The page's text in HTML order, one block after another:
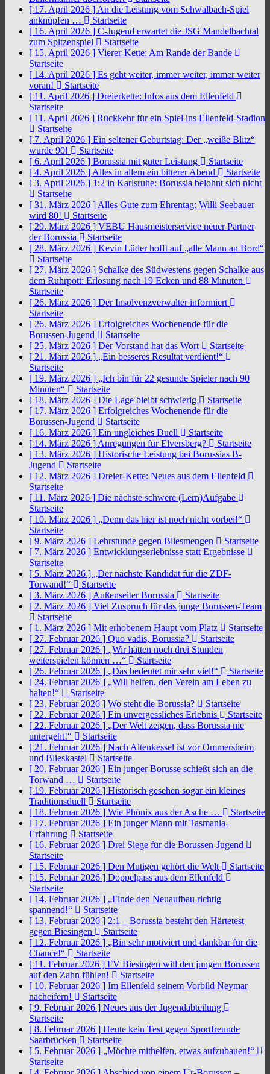
[ 17. April 2026 ] An die Leistung vom Schwalbach-Spiel
anknüpfen …
Startseite
[ 16. April 2026 ] C-Jugend erwartet die JSG Mandelbachtal
zum Spitzenspiel
Startseite
[ 15. April 2026 ] Vierer-Kette: Am Rande der Bande
Startseite
[ 14. April 2026 ] Es geht weiter, immer weiter, immer weiter
voran!
Startseite
[ 11. April 2026 ] Dreierkette: Infos aus dem Ellenfeld
Startseite
[ 11. April 2026 ] Rückkehr für ein Spiel ins Ellenfeld-Stadion
Startseite
[ 7. April 2026 ] Ein seltener Geburtstag: Der „weiße Blitz“
wurde 90!
Startseite
[ 6. April 2026 ] Borussia mit guter Leistung
Startseite
[ 4. April 2026 ] Alles in allem ein bitterer Abend
Startseite
[ 3. April 2026 ] 1:2 in Karlsruhe: Borussia belohnt sich nicht
Startseite
[ 31. März 2026 ] Alles Gute zum Ehrentag: Willi Seebauer
wird 80!
Startseite
[ 29. März 2026 ] VEBU Hausmeisterservice neuer Partner
der Borussia
Startseite
[ 28. März 2026 ] Kevin Lüder hofft auf „alle Mann an Bord“
Startseite
[ 27. März 2026 ] Schalke des Südwestens gegen Schalke aus
dem Ruhrpott: Erlösung nach 19 Ecken und 88 Minuten
Startseite
[ 26. März 2026 ] Der Insolvenzverwalter informiert
Startseite
[ 26. März 2026 ] Erfolgreiches Wochenende für die
Borussen-Jugend
Startseite
[ 25. März 2026 ] Der Vorstand hat das Wort
Startseite
[ 21. März 2026 ] „Ein besseres Resultat verdient!“
Startseite
[ 19. März 2026 ] „Ich bin für 22 gesunde Spieler nach 90
Minuten“
Startseite
[ 18. März 2026 ] Die Lage bleibt schwierig
Startseite
[ 17. März 2026 ] Erfolgreiches Wochenende für die
Borussen-Jugend
Startseite
[ 16. März 2026 ] Ein ungleiches Duell
Startseite
[ 14. März 2026 ] Anregungen für Elversberg?
Startseite
[ 13. März 2026 ] Historische Leistung bei Borussias B-
Jugend
Startseite
[ 12. März 2026 ] Dreier-Kette: Neues aus dem Ellenfeld
Startseite
[ 11. März 2026 ] Die nächste schwere (Lern)Aufgabe
Startseite
[ 10. März 2026 ] „Denn das hier ist noch nicht vorbei!“
Startseite
[ 9. März 2026 ] Lehrstunde gegen Bliesmengen
Startseite
[ 7. März 2026 ] Entwicklungserlebnisse statt Ergebnisse
Startseite
[ 5. März 2026 ] „Der nächste Kandidat für die ZDF-
Torwand!“
Startseite
[ 3. März 2026 ] Außenseiter Borussia
Startseite
[ 2. März 2026 ] Viel Zuspruch für das junge Borussen-Team
Startseite
[ 1. März 2026 ] Mit erhobenem Haupt vom Platz
Startseite
[ 27. Februar 2026 ] Quo vadis, Borussia?
Startseite
[ 27. Februar 2026 ] „Wir hätten noch drei Stunden
weiterspielen können …“
Startseite
[ 26. Februar 2026 ] „Das bedeutet mir sehr viel!“
Startseite
[ 24. Februar 2026 ] „Will helfen, den Verein am Leben zu
halten!“
Startseite
[ 23. Februar 2026 ] Wo steht die Borussia?
Startseite
[ 22. Februar 2026 ] Ein unvergessliches Erlebnis
Startseite
[ 22. Februar 2026 ] „Der Welt zeigen, dass Borussia nie
untergeht!“
Startseite
[ 21. Februar 2026 ] Nach Altenkessel ist vor Ommersheim
und Blieskastel
Startseite
[ 20. Februar 2026 ] Ein junger Borusse schießt sich an die
Torwand …
Startseite
[ 19. Februar 2026 ] Historisch gesehen sogar ein kleines
Traditionsduell
Startseite
[ 18. Februar 2026 ] Wie Phönix aus der Asche …
Startseite
[ 17. Februar 2026 ] Ein junger Mann mit Tasmania-
Erfahrung
Startseite
[ 16. Februar 2026 ] Drei Siege für die Borussen-Jugend
Startseite
[ 15. Februar 2026 ] Den Mutigen gehört die Welt
Startseite
[ 15. Februar 2026 ] Doppelpass aus dem Ellenfeld
Startseite
[ 14. Februar 2026 ] „Finde den Neuaufbau richtig
spannend!“
Startseite
[ 13. Februar 2026 ] 2:1 – Borussia besteht den Härtetest
gegen Biesingen
Startseite
[ 12. Februar 2026 ] „Bin sehr motiviert und dankbar für die
Chance!“
Startseite
[ 11. Februar 2026 ] FV Biesingen will den jungen Borussen
auf den Zahn fühlen!
Startseite
[ 10. Februar 2026 ] Im Ellenfeld seinem Vorbild Neymar
nacheifern!
Startseite
[ 9. Februar 2026 ] Neues aus der Jugendabteilung
Startseite
[ 8. Februar 2026 ] Heute kein Test gegen Sportfreunde
Saarbrücken
Startseite
[ 5. Februar 2026 ] „Möchte mithelfen, etwas aufzubauen!“
Startseite